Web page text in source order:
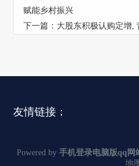
赋能乡村振兴
下一篇： 大股东积极认购定增,
友情链接：
Powered by 手机登录电脑版qq网
地